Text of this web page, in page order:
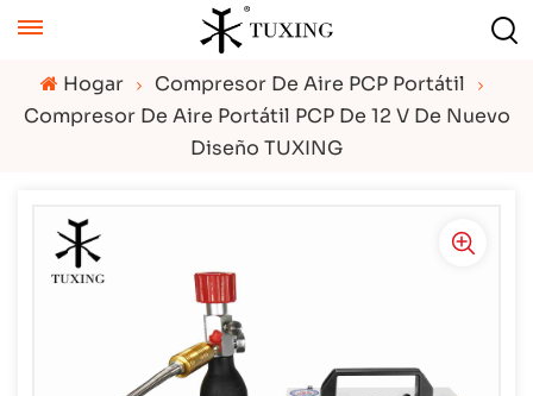
Hogar
Compresor De Aire PCP Portátil
Compresor De Aire Portátil PCP De 12 V De Nuevo
Diseño TUXING